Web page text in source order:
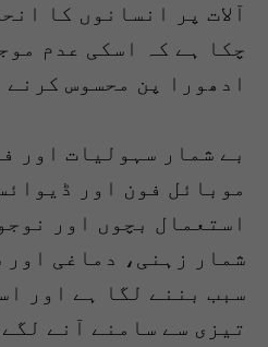
آلات پر انسانوں کا
چکا ہے کہ اسکی عدم
ادھورا پن محسوس کرنے
بے شمار سہولیات اور
موبائل فون اور
استعمال بچوں اور
شمار زہنی، دماغی اور
سبب بننے لگا ہے اور
تیزی سے سامنے آنے